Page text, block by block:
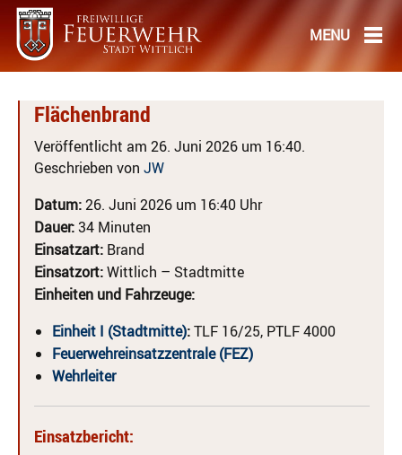
Flächenbrand
Veröffentlicht am 26. Juni 2026 um 16:40.
Geschrieben von JW
Datum:26. Juni 2026 um 16:40 Uhr
Dauer:34 Minuten
Einsatzart: Brand
Einsatzort:Wittlich – Stadtmitte
Einheiten und Fahrzeuge:
Einheit I (Stadtmitte):TLF 16/25, PTLF 4000
Feuerwehreinsatzzentrale (FEZ)
Wehrleiter
Einsatzbericht: